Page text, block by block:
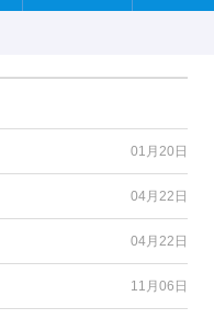
01月20日
04月22日
04月22日
11月06日